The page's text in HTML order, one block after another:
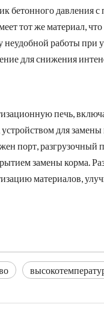
бетонного
тот же материал,
работы при
для снижения
печь,
для
порт,
замены корма.
материалов,